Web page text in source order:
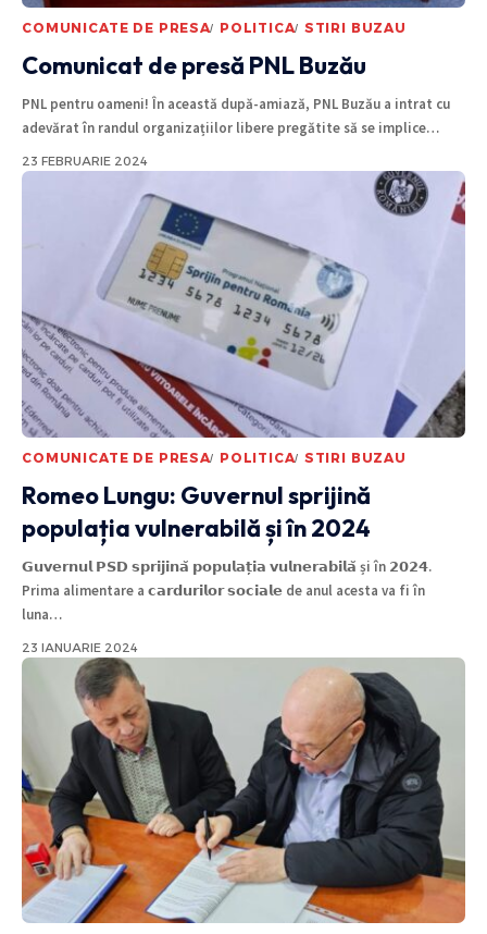
COMUNICATE DE PRESA POLITICA STIRI BUZAU
Comunicat de presă PNL Buzău
PNL pentru oameni! În această după-amiază, PNL Buzău a intrat cu
adevărat în randul organizațiilor libere pregătite să se implice…
23 FEBRUARIE 2024
COMUNICATE DE PRESA POLITICA STIRI BUZAU
Romeo Lungu: Guvernul sprijină
populația vulnerabilă și în 2024
𝗚𝘂𝘃𝗲𝗿𝗻𝘂𝗹 𝗣𝗦𝗗 𝘀𝗽𝗿𝗶𝗷𝗶𝗻𝗮̆ 𝗽𝗼𝗽𝘂𝗹𝗮𝘁̦𝗶𝗮 𝘃𝘂𝗹𝗻𝗲𝗿𝗮𝗯𝗶𝗹𝗮̆ și în 𝟮𝟬𝟮𝟰.
Prima alimentare a 𝗰𝗮𝗿𝗱𝘂𝗿𝗶𝗹𝗼𝗿 𝘀𝗼𝗰𝗶𝗮𝗹𝗲 de anul acesta va fi în
luna…
23 IANUARIE 2024